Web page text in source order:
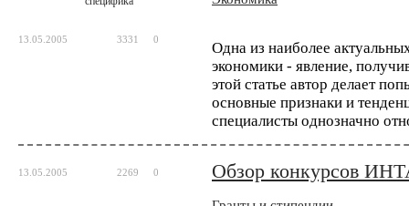
Биотехнология
Исследователи
вакцины от рака
каждого пациента в соответствии со
13.05.2005 3331 0
Одна из наиболее
экономики - явление,
этой статье автор делает
основные признаки и
специалисты однозначно
13.05.2005 2269 0 Обзор конкурсов